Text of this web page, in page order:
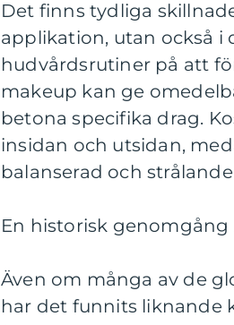
Det finns tydliga
applikation, utan också i
hudvårdsrutiner på att
makeup kan ge
betona specifika drag.
insidan och utsidan,
balanserad och strålande
En historisk
Även om många av de
har det funnits liknande